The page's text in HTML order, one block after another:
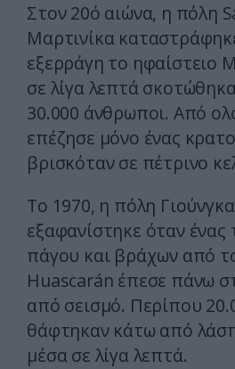
Στον 20ό αιώνα, η πόλη
Μαρτινίκα
εξερράγη το ηφαίστειο
σε λίγα λεπτά
30.000 άνθρωποι. Από
επέζησε μόνο ένας
βρισκόταν σε πέτρινο
Το 1970, η πόλη
εξαφανίστηκε όταν ένας
πάγου και βράχων από
Huascarán έπεσε πάνω
από σεισμό. Περίπου
θάφτηκαν κάτω από
μέσα σε λίγα λεπτά.